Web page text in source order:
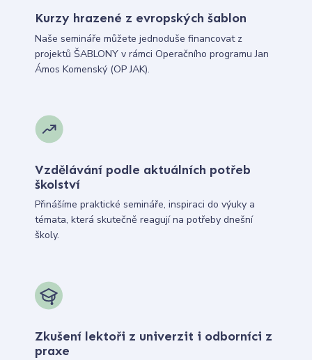
Kurzy hrazené z evropských šablon
Naše semináře můžete jednoduše financovat z
projektů ŠABLONY v rámci Operačního programu Jan
Ámos Komenský (OP JAK).
Vzdělávání podle aktuálních potřeb
školství
Přinášíme praktické semináře, inspiraci do výuky a
témata, která skutečně reagují na potřeby dnešní
školy.
Zkušení lektoři z univerzit i odborníci z
praxe